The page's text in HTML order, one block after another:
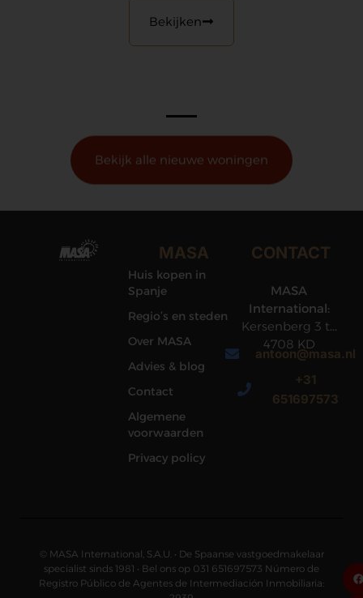
Bekijken
Bekijk alle nieuwe woningen
MASA
Huis kopen in
Spanje
Regio’s en steden
Over MASA
Advies & blog
Contact
Algemene
voorwaarden
Privacy policy
CONTACT
MASA
International:
Kersenberg 3 te
4708 KD
Roosendaal
antoon@masa.nl
+31
651697573
© MASA International, S.A.U. • De Spaanse vastgoedmakelaar
specialist sinds 1981 • Bel ons op 031 651697573 Número de
Registro Público de Agentes de Intermediación Inmobiliaria: